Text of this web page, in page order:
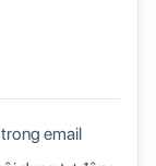
email